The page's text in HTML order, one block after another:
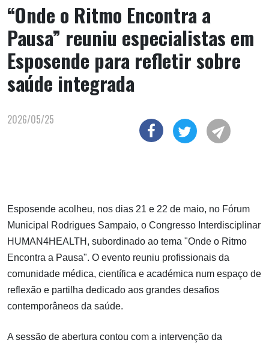
“Onde o Ritmo Encontra a
Pausa” reuniu especialistas em
Esposende para refletir sobre
saúde integrada
2026/05/25
Esposende acolheu, nos dias 21 e 22 de maio, no Fórum
Municipal Rodrigues Sampaio, o Congresso Interdisciplinar
HUMAN4HEALTH, subordinado ao tema "Onde o Ritmo
Encontra a Pausa". O evento reuniu profissionais da
comunidade médica, científica e académica num espaço de
reflexão e partilha dedicado aos grandes desafios
contemporâneos da saúde.
A sessão de abertura contou com a intervenção da